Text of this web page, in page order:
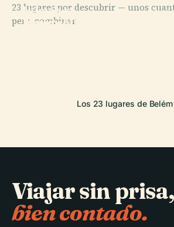
23 lugares por descubrir — unos
pena combinar.
PLACE
Mangal Das
PLACE
Iglesia y
Antiguo
Los 23 lugares de Belém
Viajar sin prisa,
bien contado.